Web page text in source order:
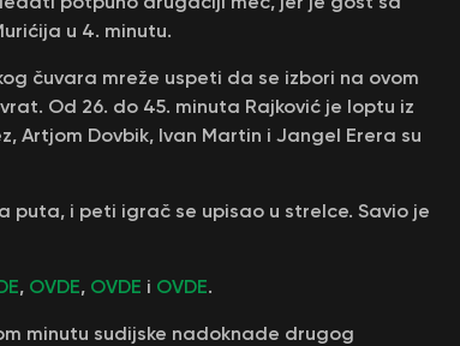
u 4. minutu.
čuvara mreže uspeti da se izbori na ovom
Od 26. do 45. minuta Rajković je loptu iz
Artjom Dovbik, Ivan Martin i Jangel Erera su
puta, i peti igrač se upisao u strelce. Savio je
, OVDE, OVDE i OVDE.
minutu sudijske nadoknade drugog